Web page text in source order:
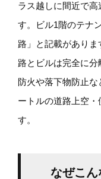
ラス越しに間近で
す。ビル1階のテナ
路」と記載があり
路とビルは完全に分
防火や落下物防止
ートルの道路上空
す。
なぜこん